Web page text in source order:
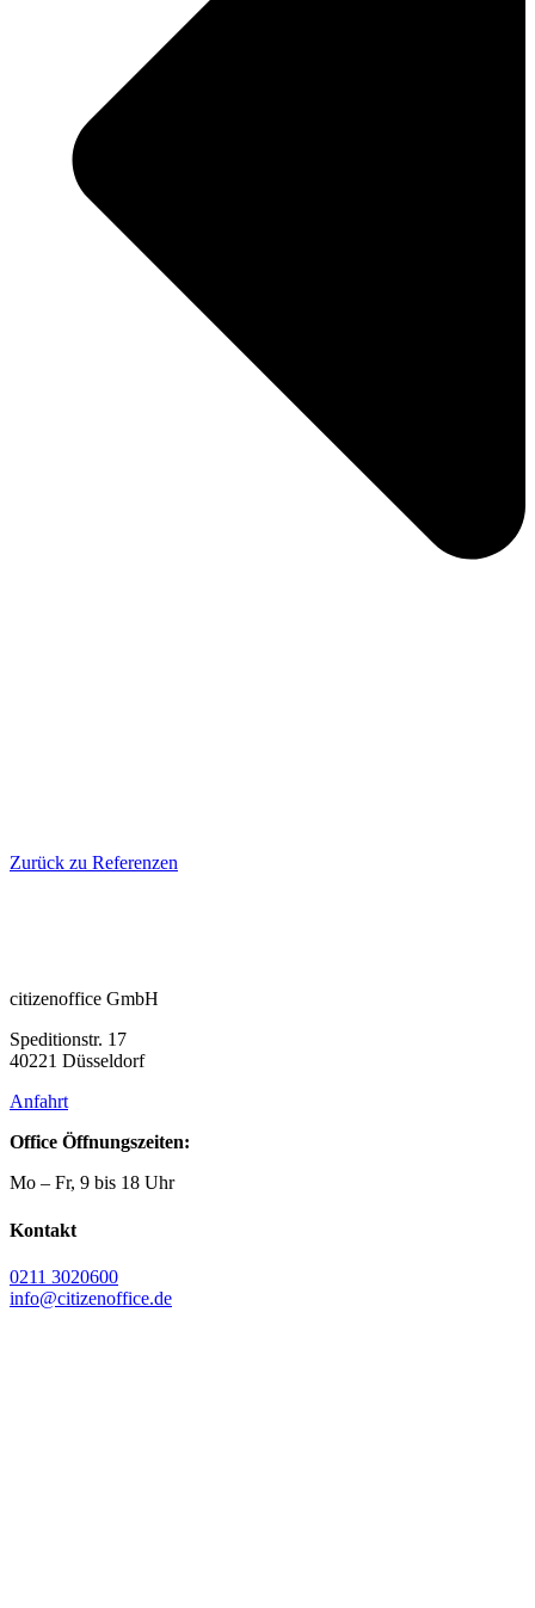
Zurück zu Referenzen
citizenoffice GmbH
Speditionstr. 17
40221 Düsseldorf
Anfahrt
Office Öffnungszeiten:
Mo – Fr, 9 bis 18 Uhr
Kontakt
0211 3020600
info@citizenoffice.de